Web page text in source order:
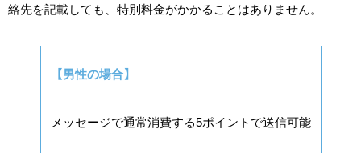
絡先を記載しても、特別料金がかかることはありません。
【男性の場合】
メッセージで通常消費する5ポイントで送信可能